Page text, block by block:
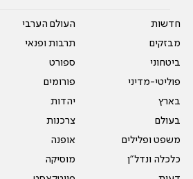
חדשות
מבזקים
ביטחוני
פוליטי-מדיני
בארץ
בעולם
משפט ופלילים
כלכלה ונדל"ן
העולם הערבי
תרבות ופנאי
ספורט
פורומים
יהדות
צרכנות
אופנה
מוסיקה